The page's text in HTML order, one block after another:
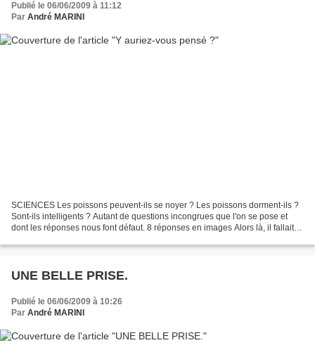
Publié le 06/06/2009 à 11:12
Par André MARINI
SCIENCES Les poissons peuvent-ils se noyer ? Les poissons dorment-ils ?
Sont-ils intelligents ? Autant de questions incongrues que l'on se pose et
dont les réponses nous font défaut. 8 réponses en images Alors là, il fallait
UNE BELLE PRISE.
Publié le 06/06/2009 à 10:26
Par André MARINI